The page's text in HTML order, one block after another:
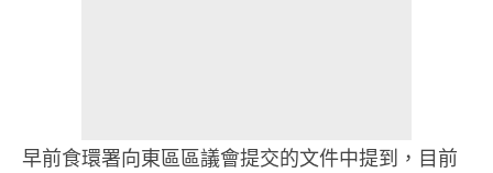
早前食環署向東區區議會提交的文件中提到，目前